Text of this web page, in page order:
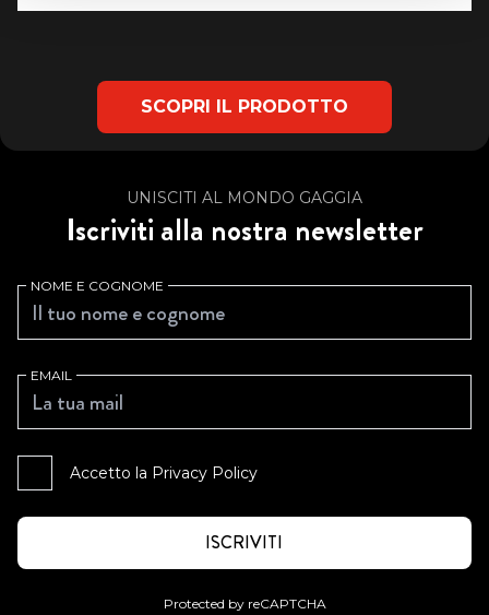
SCOPRI IL PRODOTTO
UNISCITI AL MONDO GAGGIA
Iscriviti alla nostra newsletter
NOME E COGNOME
EMAIL
Accetto la Privacy Policy
Protected by reCAPTCHA